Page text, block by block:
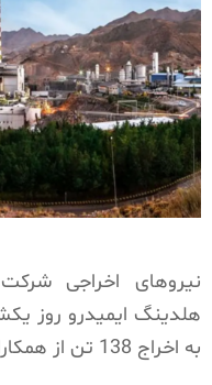
نیروهای اخراجی
به اخراج 138 تن از همکاران خود تجمع کردند.